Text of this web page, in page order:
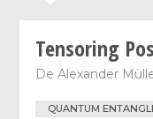
Tensoring
DeAlexander
QUANTUM